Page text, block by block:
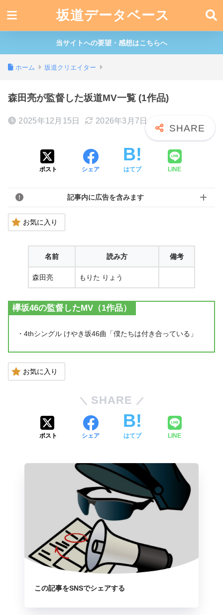
坂道データベース
当サイトへの要望・感想はこちらへ
ホーム 坂道クリエイター
森田亮が監督した坂道MV一覧 (1作品)
2025年12月15日 2026年3月7日
ポスト シェア はてブ LINE
記事内に広告を含みます
お気に入り
名前 読み方 備考
森田亮 もりた りょう
欅坂46の監督したMV（1作品）
・4thシングル けやき坂46曲「僕たちは付き合っている」
お気に入り
SHARE
ポスト シェア はてブ LINE
この記事をSNSでシェアする